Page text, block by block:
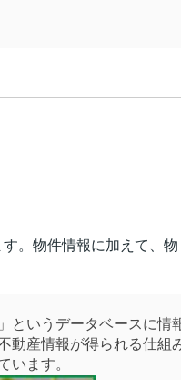
。物件情報に加えて、物
というデータベースに情
動産情報が得られる仕組
います。